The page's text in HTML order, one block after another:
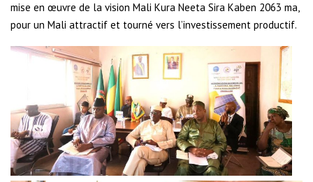
mise en œuvre de la vision Mali Kura Neeta Sira Kaben 2063 ma,
pour un Mali attractif et tourné vers l’investissement productif.